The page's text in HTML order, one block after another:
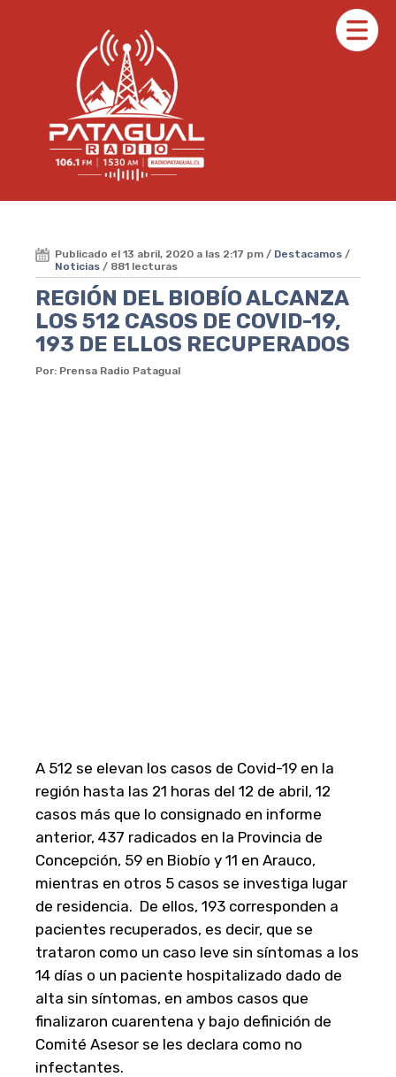
Publicado el 13 abril, 2020 a las 2:17 pm / Destacamos /
Noticias / 881 lecturas
REGIÓN DEL BIOBÍO ALCANZA
LOS 512 CASOS DE COVID-19,
193 DE ELLOS RECUPERADOS
Por: Prensa Radio Patagual
A 512 se elevan los casos de Covid-19 en la
región hasta las 21 horas del 12 de abril, 12
casos más que lo consignado en informe
anterior, 437 radicados en la Provincia de
Concepción, 59 en Biobío y 11 en Arauco,
mientras en otros 5 casos se investiga lugar
de residencia. De ellos, 193 corresponden a
pacientes recuperados, es decir, que se
trataron como un caso leve sin síntomas a los
14 días o un paciente hospitalizado dado de
alta sin síntomas, en ambos casos que
finalizaron cuarentena y bajo definición de
Comité Asesor se les declara como no
infectantes.